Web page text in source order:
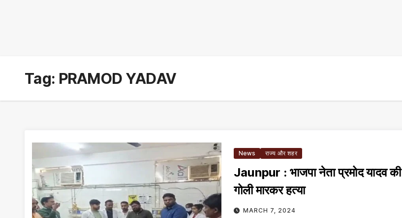
Tag: PRAMOD YADAV
News राज्य और शहर
Jaunpur : भाजपा नेता प्रमोद यादव की
गोली मारकर हत्या
MARCH 7, 2024